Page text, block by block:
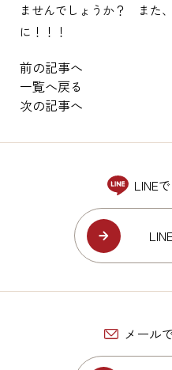
ませんでしょうか？ また
に！！！
前の記事へ
一覧へ戻る
次の記事へ
LINE
メール